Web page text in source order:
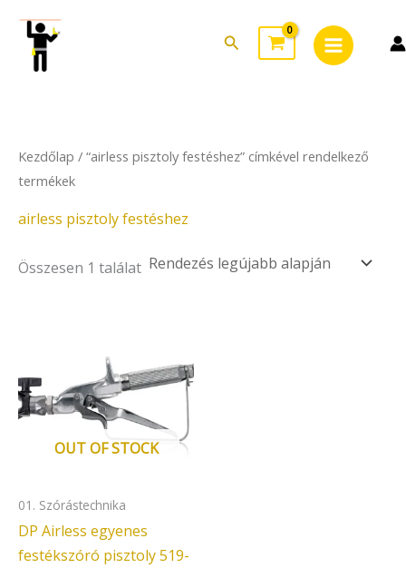
content
Search
Menu
Kezdőlap / “airless pisztoly festéshez” címkével rendelkező
termékek
airless pisztoly festéshez
Összesen 1 találat
OUT OF STOCK
01. Szórástechnika
DP Airless egyenes
festékszóró pisztoly 519-